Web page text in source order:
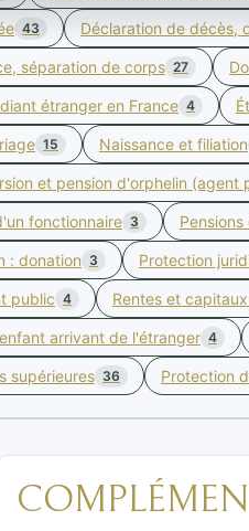
43 Déclaration de décès,
séparation de corps 27
étranger en France 4
15 Naissance et filiation
et pension d'orphelin (agent
fonctionnaire 3
: donation 3 Protection
public 4 Rentes et
arrivant de l'étranger 4
supérieures 36 Protection